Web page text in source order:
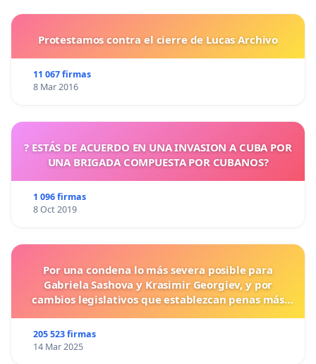
Protestamos contra el cierre de Lucas Archivo
11 067 firmas
8 Mar 2016
? ESTÁS DE ACUERDO EN UNA INVASION A CUBA POR
UNA BRIGADA COMPUESTA POR CUBANOS?
1 096 firmas
8 Oct 2019
Por una condena lo más severa posible para
Gabriela Sashova y Krasimir Georgiev, y por
cambios legislativos que establezcan penas más
205 523 firmas
14 Mar 2025